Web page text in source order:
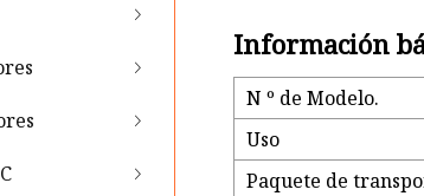
Información
N º de Modelo.
Uso
Paquete de